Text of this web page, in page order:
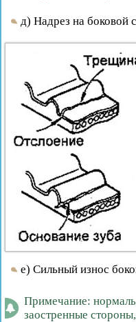
д) Надрез на боковой
е) Сильный износ
Примечание:
заостренные